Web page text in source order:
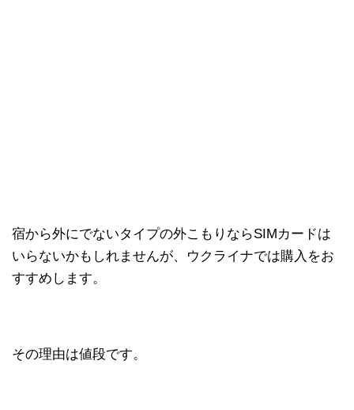
宿から外にでないタイプの外こもりならSIMカードは
いらないかもしれませんが、ウクライナでは購入をお
すすめします。
その理由は値段です。